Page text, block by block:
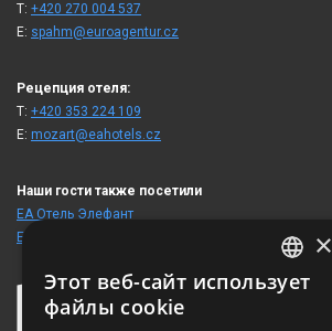
T: +420 270 004 537
E: spahm@euroagentur.cz
Рецепция отеля:
T: +420 353 224 109
E: mozart@eahotels.cz
Наши гости также посетили
ЕА Отель Элефант
ЕА Отель Атлантик Палас
CZECH
×
Этот веб-сайт использует
файлы cookie